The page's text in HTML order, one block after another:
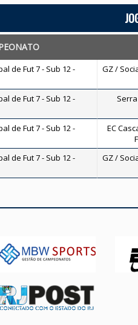
de Fut 7 - Sub 12 -
GZ /
de Fut 7 - Sub 12 -
de Fut 7 - Sub 12 -
EC
de Fut 7 - Sub 12 -
GZ /